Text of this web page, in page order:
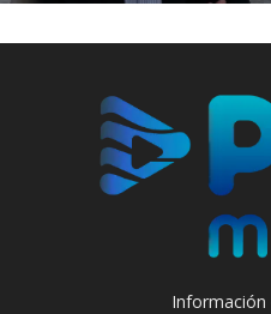
Información